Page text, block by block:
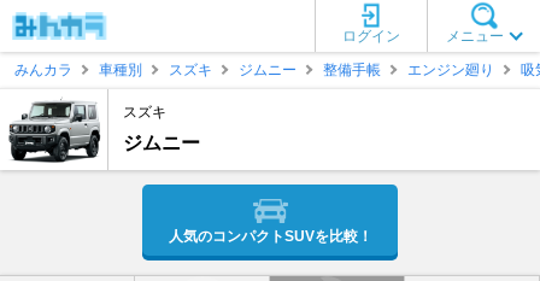
メニュー
ログイン
みんカラ
車種別 スズキ ジムニー 整備手帳 エンジン廻り 吸
スズキ
ジムニー
人気のコンパクトSUVを比較！